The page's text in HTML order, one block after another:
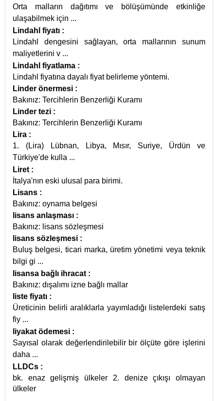
Orta malların dağıtımı ve bölüşümünde etkinliğe
ulaşabilmek için ...
Lindahl fiyatı :
Lindahl dengesini sağlayan, orta mallarının sunum
maliyetlerini v ...
Lindahl fiyatlama :
Lindahl fiyatına dayalı fiyat belirleme yöntemi.
Linder önermesi :
Bakınız: Tercihlerin Benzerliği Kuramı
Linder tezi :
Bakınız: Tercihlerin Benzerliği Kuramı
Lira :
1. (Lira) Lübnan, Libya, Mısır, Suriye, Ürdün ve
Türkiye'de kulla ...
Liret :
İtalya'nın eski ulusal para birimi.
Lisans :
Bakınız: oynama belgesi
lisans anlaşması :
Bakınız: lisans sözleşmesi
lisans sözleşmesi :
Buluş belgesi, ticari marka, üretim yönetimi veya teknik
bilgi gi ...
lisansa bağlı ihracat :
Bakınız: dışalımı izne bağlı mallar
liste fiyatı :
Üreticinin belirli aralıklarla yayımladığı listelerdeki satış
fiy ...
liyakat ödemesi :
Sayısal olarak değerlendirilebilir bir ölçüte göre işlerini
daha ...
LLDCs :
bk. enaz gelişmiş ülkeler 2. denize çıkışı olmayan
ülkeler